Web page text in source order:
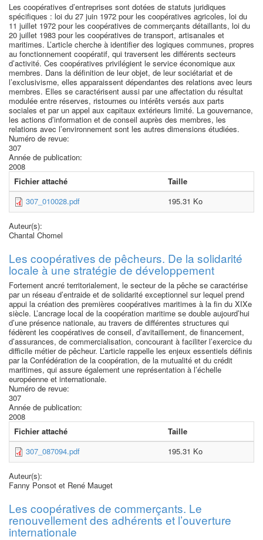
Les coopératives d’entreprises sont dotées de statuts juridiques
spécifiques : loi du 27 juin 1972 pour les coopératives agricoles, loi du
11 juillet 1972 pour les coopératives de commerçants détaillants, loi du
20 juillet 1983 pour les coopératives de transport, artisanales et
maritimes. L’article cherche à identifier des logiques communes, propres
au fonctionnement coopératif, qui traversent les différents secteurs
d’activité. Ces coopératives privilégient le service économique aux
membres. Dans la définition de leur objet, de leur sociétariat et de
l’exclusivisme, elles apparaissent dépendantes des relations avec leurs
membres. Elles se caractérisent aussi par une affectation du résultat
modulée entre réserves, ristournes ou intérêts versés aux parts
sociales et par un appel aux capitaux extérieurs limité. La gouvernance,
les actions d’information et de conseil auprès des membres, les
relations avec l’environnement sont les autres dimensions étudiées.
Numéro de revue:
307
Année de publication:
2008
Fichier attaché
Taille
307_010028.pdf
195.31 Ko
Auteur(s):
Chantal Chomel
Les coopératives de pêcheurs. De la solidarité
locale à une stratégie de développement
Fortement ancré territorialement, le secteur de la pêche se caractérise
par un réseau d’entraide et de solidarité exceptionnel sur lequel prend
appui la création des premières coopératives maritimes à la fin du XIXe
siècle. L’ancrage local de la coopération maritime se double aujourd’hui
d’une présence nationale, au travers de différentes structures qui
fédèrent les coopératives de conseil, d’avitaillement, de financement,
d’assurances, de commercialisation, concourant à faciliter l’exercice du
difficile métier de pêcheur. L’article rappelle les enjeux essentiels définis
par la Confédération de la coopération, de la mutualité et du crédit
maritimes, qui assure également une représentation à l’échelle
européenne et internationale.
Numéro de revue:
307
Année de publication:
2008
Fichier attaché
Taille
307_087094.pdf
195.31 Ko
Auteur(s):
Fanny Ponsot et René Mauget
Les coopératives de commerçants. Le
renouvellement des adhérents et l’ouverture
internationale